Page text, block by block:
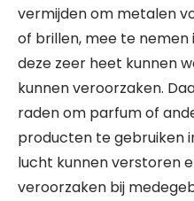
vermijden om metalen
of brillen, mee te nemen
deze zeer heet kunnen
kunnen veroorzaken.
raden om parfum of
producten te gebruiken
lucht kunnen verstoren
veroorzaken bij